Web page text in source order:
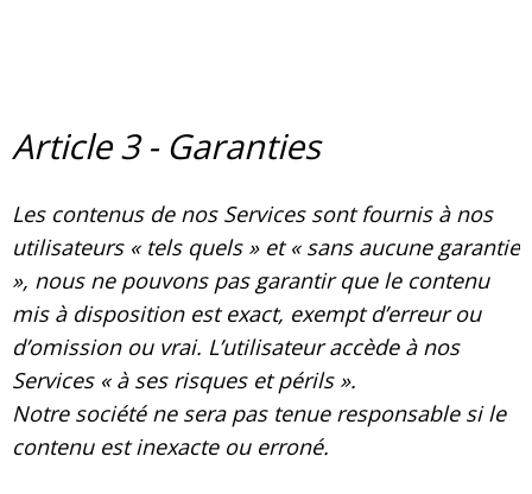
Article 3 - Garanties
Les contenus de nos Services sont fournis à nos
utilisateurs « tels quels » et « sans aucune garantie
», nous ne pouvons pas garantir que le contenu
mis à disposition est exact, exempt d’erreur ou
d’omission ou vrai. L’utilisateur accède à nos
Services « à ses risques et périls ».
Notre société ne sera pas tenue responsable si le
contenu est inexacte ou erroné.